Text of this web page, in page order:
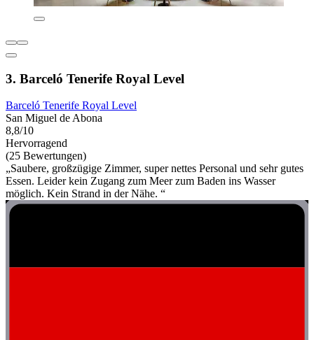
3. Barceló Tenerife Royal Level
Barceló Tenerife Royal Level
San Miguel de Abona
8,8/10
Hervorragend
(25 Bewertungen)
„Saubere, großzügige Zimmer, super nettes Personal und sehr gutes
Essen. Leider kein Zugang zum Meer zum Baden ins Wasser
möglich. Kein Strand in der Nähe. “